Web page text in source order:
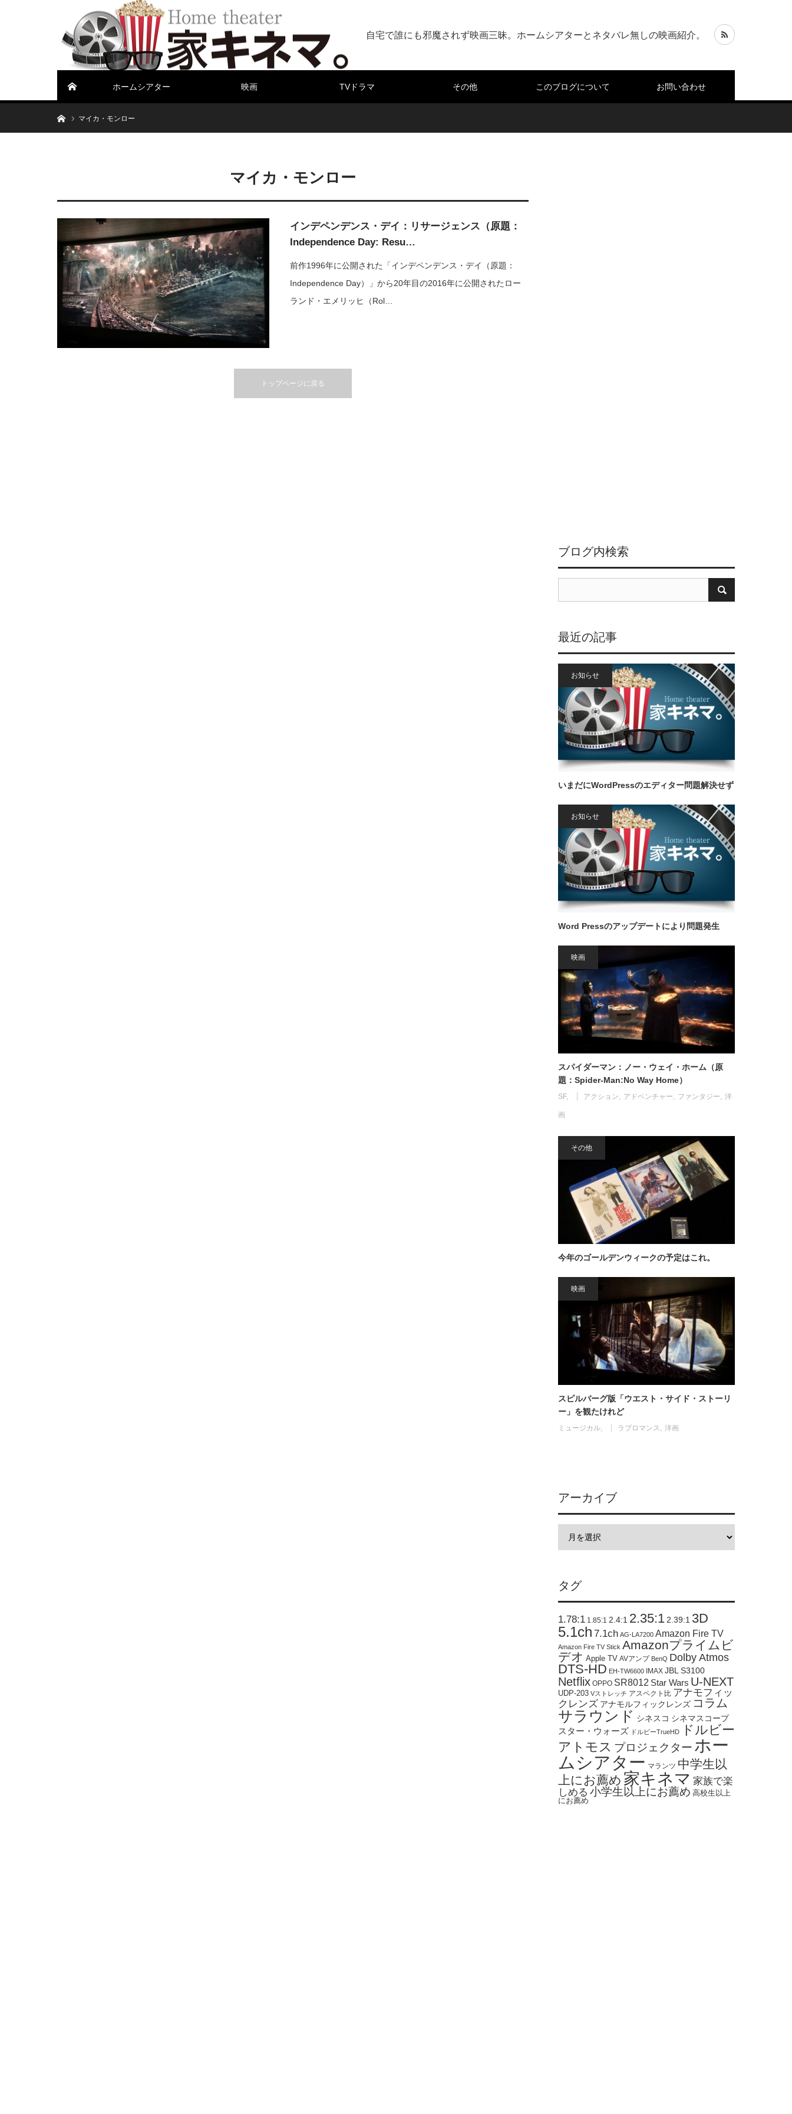
自宅で誰にも邪魔されず映画三昧。ホームシアターとネタバレ無しの映画紹介。
ホームシアター 映画 TVドラマ その他 このブログについて お問い合わせ
ホームマイカ・モンロー
マイカ・モンロー
インデペンデンス・デイ：リサージェンス（原題：
Independence Day: Resu…
前作1996年に公開された「インデペンデンス・デイ（原題：
Independence Day）」から20年目の2016年に公開されたロー
ランド・エメリッヒ（Rol…
トップページに戻る
ブログ内検索
最近の記事
お知らせ
いまだにWordPressのエディター問題解決せず
お知らせ
Word Pressのアップデートにより問題発生
映画
スパイダーマン：ノー・ウェイ・ホーム（原
題：Spider-Man:No Way Home）
SF アクション アドベンチャー ファンタジー 洋
画
その他
今年のゴールデンウィークの予定はこれ。
映画
スピルバーグ版「ウエスト・サイド・ストーリ
ー」を観たけれど
ミュージカル ラブロマンス 洋画
アーカイブ
タグ
1.78:1 1.85:1 2.4:1 2.35:1 2.39:1 3D
5.1ch 7.1ch AG-LA7200 Amazon Fire TV
Amazon Fire TV Stick Amazonプライムビ
デオ Apple TV AVアンプ BenQ Dolby Atmos
DTS-HD EH-TW6600 IMAX JBL S3100
Netflix OPPO SR8012 Star Wars U-NEXT
UDP-203 Vストレッチ アスペクト比 アナモフィッ
クレンズ アナモルフィックレンズ コラム
サラウンド シネスコ シネマスコープ
スター・ウォーズ ドルビーTrueHD
ドルビー
アトモス プロジェクター ホー
ムシアター マランツ 中学生以
上にお薦め 家キネマ 家族で楽
しめる 小学生以上にお薦め 高校生以上
にお薦め